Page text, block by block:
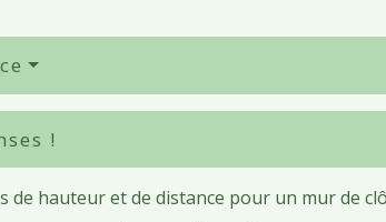
!
de hauteur et de distance pour un mur de